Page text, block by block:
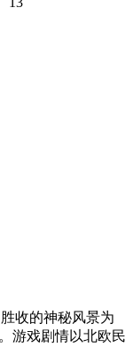
收的神秘风景为
游戏剧情以北欧民